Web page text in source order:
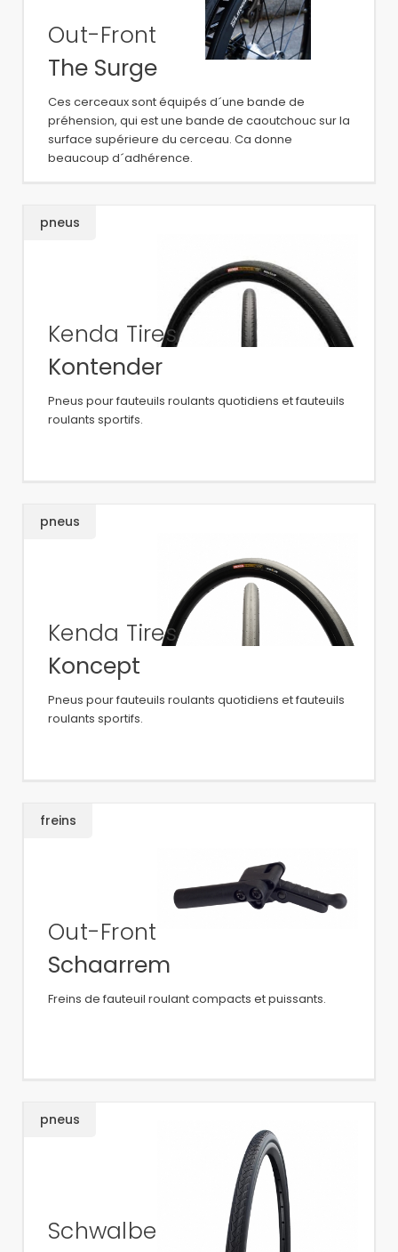
Out-Front
The Surge
Ces cerceaux sont équipés d´une bande de
préhension, qui est une bande de caoutchouc sur la
surface supérieure du cerceau. Ca donne
beaucoup d´adhérence.
pneus
Kenda Tires
Kontender
Pneus pour fauteuils roulants quotidiens et fauteuils
roulants sportifs.
pneus
Kenda Tires
Koncept
Pneus pour fauteuils roulants quotidiens et fauteuils
roulants sportifs.
freins
Out-Front
Schaarrem
Freins de fauteuil roulant compacts et puissants.
pneus
Schwalbe